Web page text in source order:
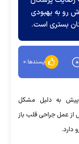
رو به بهبودی
بستری است.
پسندها:۰
پیش به دلیل مشکل
عمل جراحی قلب باز
دارد.